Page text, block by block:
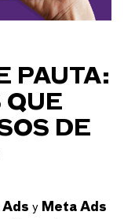
PAUTA:
QUE
DE
Ads y Meta Ads